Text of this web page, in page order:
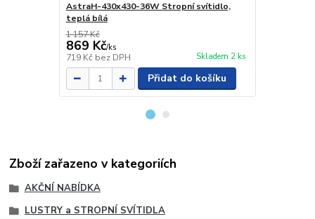
AstraH-430x430-36W Stropní svítidlo,
teplá bílá
1 157 Kč
869 Kč/ks
719 Kč bez DPH Skladem 2 ks
Přidat do košíku
Zboží zařazeno v kategoriích
AKČNÍ NABÍDKA
LUSTRY a STROPNÍ SVÍTIDLA